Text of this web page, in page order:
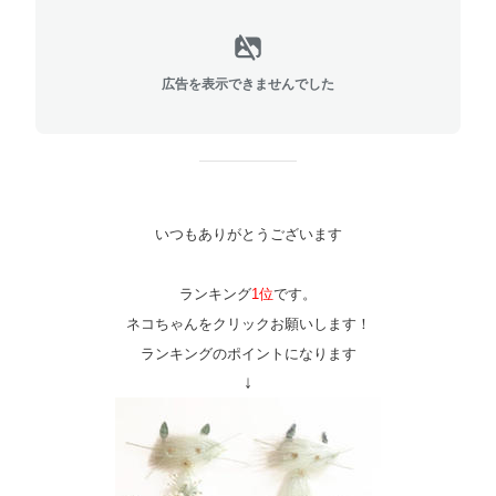
広告を表示できませんでした
いつもありがとうございます
ランキング1位です。
ネコちゃんをクリックお願いします！
ランキングのポイントになります
↓